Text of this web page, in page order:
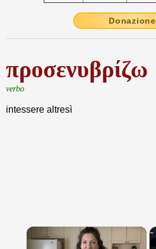
Donazione
προσενυβρίζω
verbo
intessere altresì
×